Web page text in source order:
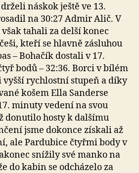
náskok ještě ve 13.
na 30:27 Admir Alič. V
tahali za delší konec
kteří se hlavně zásluhou
– Bohačík dostali v 17.
bodů – 32:36. Borci v bílém
vyšší rychlostní stupeň a díky
košem Ella Sanderse
minuty vedení na svou
donutilo hosty k dalšímu
jsme dokonce získali až
ale Pardubice čtyřmi body v
snížily své manko na
do kabin se odcházelo za